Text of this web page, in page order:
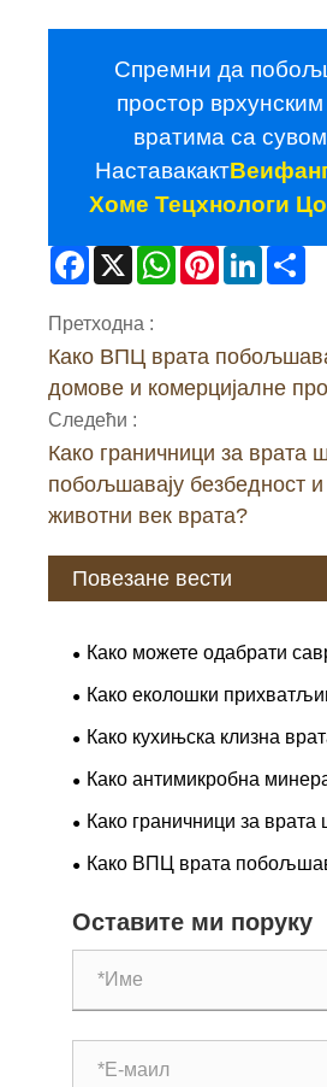
Спремни да
простор
вратима са
Наставакакт
Хоме Тецхнологи
Facebook
X WhatsApp
PinterestLinkedIn
Претходна :
Како ВПЦ врата
домове и комерцијалне
Следећи :
Како граничници за врата
побољшавају безбедност
животни век врата?
Повезане вести
Како можете одабрати
спаваћу собу?
Како еколошки
трансформишу ваш дом?
Како кухињска клизна
трансформисати ваш
Како антимикробна
побољшава хигијену и
Како граничници за врата
побољшавају безбедност и
Како ВПЦ врата
Оставите ми поруку